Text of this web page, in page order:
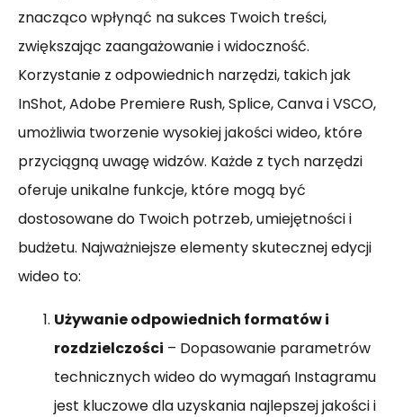
znacząco wpłynąć na sukces Twoich treści,
zwiększając zaangażowanie i widoczność.
Korzystanie z odpowiednich narzędzi, takich jak
InShot, Adobe Premiere Rush, Splice, Canva i VSCO,
umożliwia tworzenie wysokiej jakości wideo, które
przyciągną uwagę widzów. Każde z tych narzędzi
oferuje unikalne funkcje, które mogą być
dostosowane do Twoich potrzeb, umiejętności i
budżetu. Najważniejsze elementy skutecznej edycji
wideo to:
Używanie odpowiednich formatów i
rozdzielczości – Dopasowanie parametrów
technicznych wideo do wymagań Instagramu
jest kluczowe dla uzyskania najlepszej jakości i